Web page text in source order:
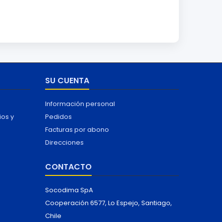
y
SU CUENTA
Información personal
Pedidos
Facturas por abono
Direcciones
CONTACTO
Socodima SpA
Cooperación 6577, Lo Espejo, Santiago,
Chile